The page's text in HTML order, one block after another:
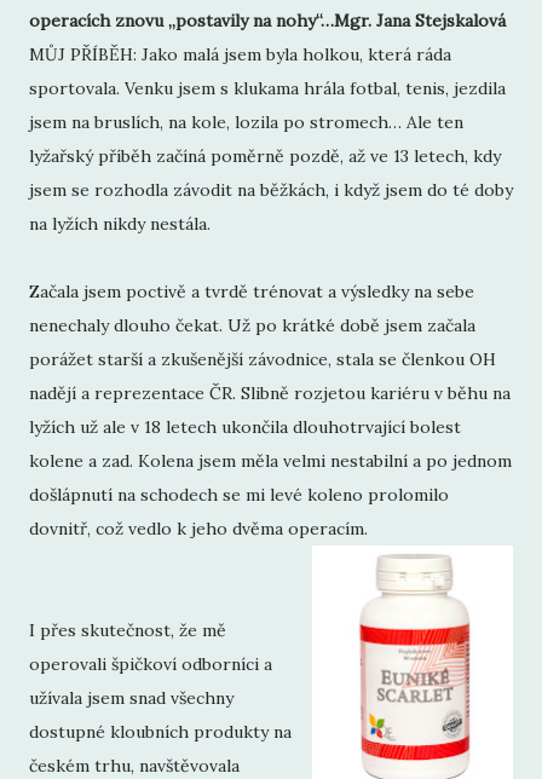
operacích znovu „postavily na nohy“…Mgr. Jana Stejskalová
MŮJ PŘÍBĚH: Jako malá jsem byla holkou, která ráda
sportovala. Venku jsem s klukama hrála fotbal, tenis, jezdila
jsem na bruslích, na kole, lozila po stromech… Ale ten
lyžařský příběh začíná poměrně pozdě, až ve 13 letech, kdy
jsem se rozhodla závodit na běžkách, i když jsem do té doby
na lyžích nikdy nestála.
Začala jsem poctivě a tvrdě trénovat a výsledky na sebe
nenechaly dlouho čekat. Už po krátké době jsem začala
porážet starší a zkušenější závodnice, stala se členkou OH
nadějí a reprezentace ČR. Slibně rozjetou kariéru v běhu na
lyžích už ale v 18 letech ukončila dlouhotrvající bolest
kolene a zad. Kolena jsem měla velmi nestabilní a po jednom
došlápnutí na schodech se mi levé koleno prolomilo
dovnitř, což vedlo k jeho dvěma operacím.
I přes skutečnost, že mě
operovali špičkoví odborníci a
užívala jsem snad všechny
dostupné kloubních produkty na
českém trhu, navštěvovala